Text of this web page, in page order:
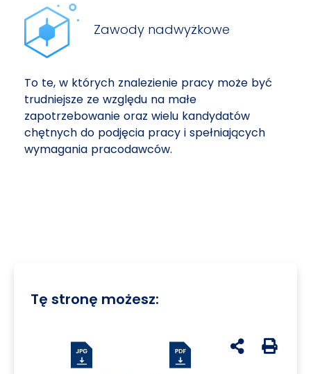
Zawody nadwyżkowe
To te, w których znalezienie pracy może być
trudniejsze ze względu na małe
zapotrzebowanie oraz wielu kandydatów
chętnych do podjęcia pracy i spełniających
wymagania pracodawców.
Tę stronę możesz:
udostępnij na
Generuj